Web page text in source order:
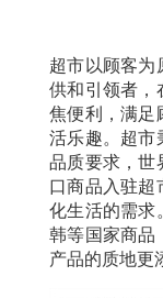
超市以顾客为
供和引领者，
焦便利，满足
活乐趣。超市
品质要求，世
口商品入驻超
化生活的需求
韩等国家商品
产品的质地更